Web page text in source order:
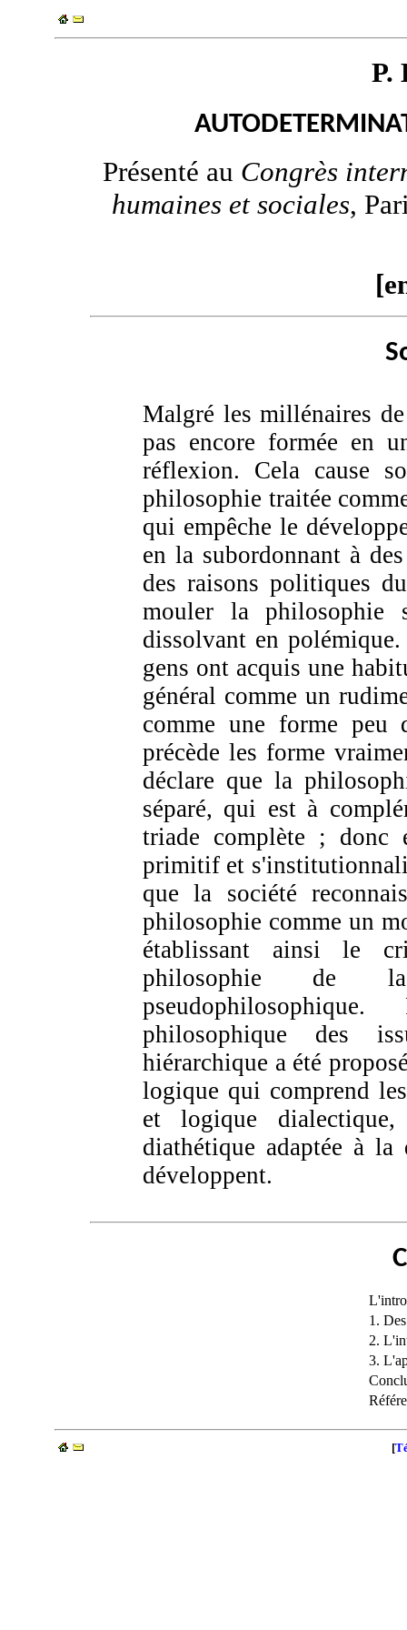
P.
Présenté au Congrès
humaines et sociales,
Malgré les millénaires
pas encore formée en
réflexion. Cela cause
philosophie traitée
qui empêche le
en la subordonnant à
des raisons politiques
mouler la philosophie
dissolvant en
gens ont acquis une
général comme un
comme une forme peu
précède les forme
déclare que la
séparé, qui est à
triade complète ; donc
primitif et
que la société
philosophie comme un
établissant ainsi le
philosophie de
philosophique des
hiérarchique a été
logique qui comprend
et logique
diathétique adaptée à
développent.
1.
2.
3.
[